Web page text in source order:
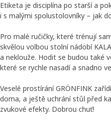
Etiketa je disciplína po starší a
i s malými spolustolovníky – jak
Pro malé ručičky, které trénují
skvělou volbou stolní nádobí
a neklouže. Hodit se budou také
které se rychle nasadí a snadno
Veselé prostírání GRÖNFINK
doma, a ještě uchrání stůl před
zvukové efekty. Dobrou chuť!